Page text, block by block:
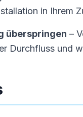
in Ihrem
überspringen –
Durchfluss und